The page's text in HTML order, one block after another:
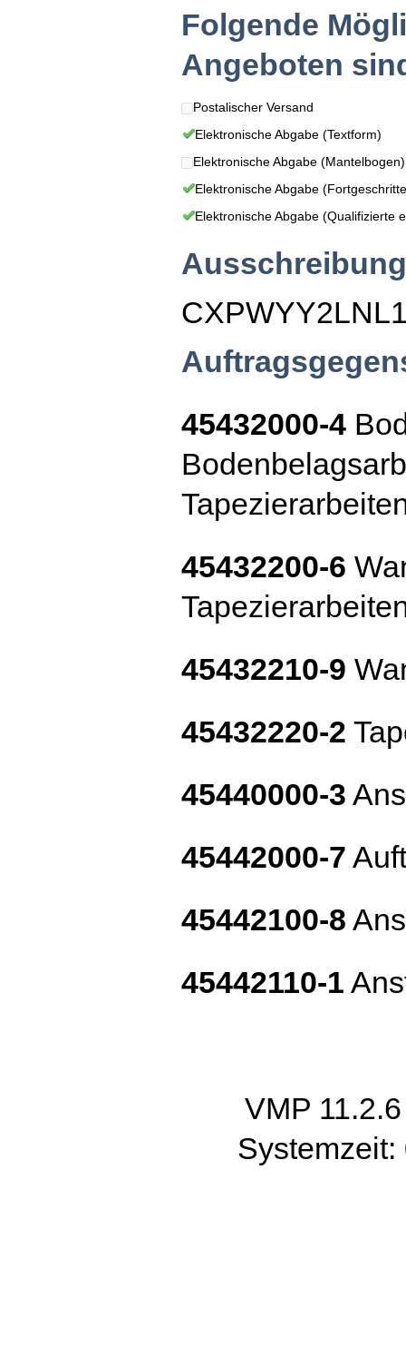
Folgende
Angeboten
Postalischer Versand
Elektronische Abgabe (Textform)
Elektronische Abgabe (Mantelbogen)
Elektronische Abgabe
Elektronische Abgabe (Qualifizierte
45432000-4
45432200-6
45432210-9
45432220-2
45440000-3
45442000-7
45442100-8
45442110-1
VMP